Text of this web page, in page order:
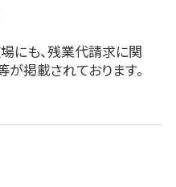
にも、残業代請求に関
掲載されております。